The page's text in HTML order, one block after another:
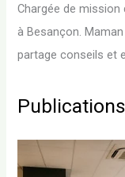
Chargée de
à Besançon.
partage conseils et